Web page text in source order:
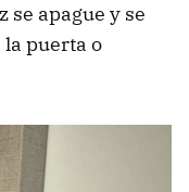
se apague y se
la puerta o